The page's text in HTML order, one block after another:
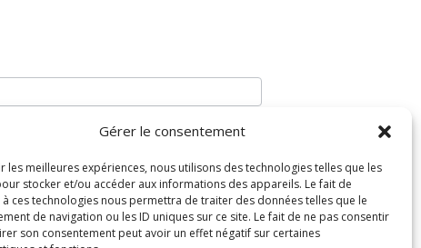
Gérer le consentement
les meilleures expériences, nous utilisons des technologies telles que les
stocker et/ou accéder aux informations des appareils. Le fait de
ces technologies nous permettra de traiter des données telles que le
de navigation ou les ID uniques sur ce site. Le fait de ne pas consentir
son consentement peut avoir un effet négatif sur certaines